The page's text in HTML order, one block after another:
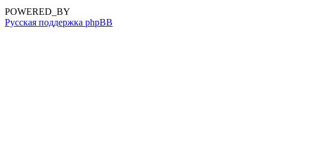
POWERED_BY
Русская поддержка phpBB